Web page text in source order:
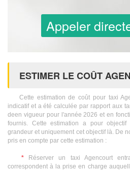
Appeler
ESTIMER LE COÛT
Cette estimation de coût pour taxi
indicatif et a été calculée par rapport aux
deen vigueur pour l'année 2026 et en
fournis. Cette estimation a pour
grandeur et uniquement cet objectif là. De
pris en compte par cette estimation :
* Réserver un taxi Agencourt
correspondent à la prise en charge